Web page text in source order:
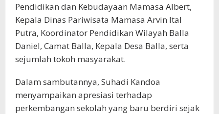
Pendidikan dan Kebudayaan Mamasa Albert,
Kepala Dinas Pariwisata Mamasa Arvin Ital
Putra, Koordinator Pendidikan Wilayah Balla
Daniel, Camat Balla, Kepala Desa Balla, serta
sejumlah tokoh masyarakat.
Dalam sambutannya, Suhadi Kandoa
menyampaikan apresiasi terhadap
perkembangan sekolah yang baru berdiri sejak